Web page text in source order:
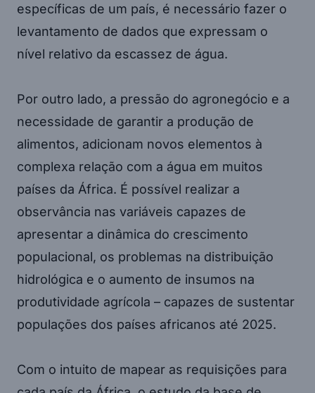
específicas de um país, é necessário fazer o
levantamento de dados que expressam o
nível relativo da escassez de água.
Por outro lado, a pressão do agronegócio e a
necessidade de garantir a produção de
alimentos, adicionam novos elementos à
complexa relação com a água em muitos
países da África. É possível realizar a
observância nas variáveis capazes de
apresentar a dinâmica do crescimento
populacional, os problemas na distribuição
hidrológica e o aumento de insumos na
produtividade agrícola – capazes de sustentar
populações dos países africanos até 2025.
Com o intuito de mapear as requisições para